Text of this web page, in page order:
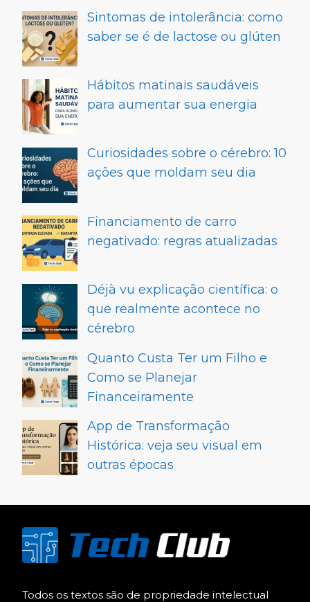
Sintomas de intolerância: como
saber se é de lactose ou glúten
Hábitos matinais saudáveis
para aumentar sua energia
Curiosidades sobre o cérebro: 10
ações que moldam seu dia
Financiamento de carro
negativado: regras atualizadas
Déjà vu explicação científica: o
que realmente acontece no
cérebro
Quanto Custa Ter um Filho e
Como se Planejar
Financeiramente
App de Transformação
Histórica: veja seu visual em
outras épocas
Todos os textos são de propriedade intelectual